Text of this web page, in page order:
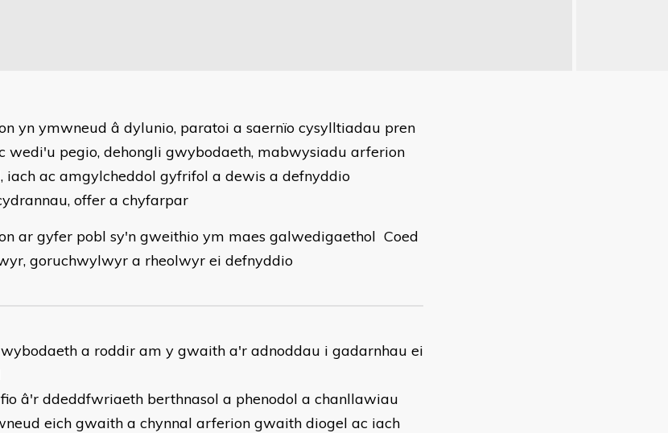
yn ymwneud â dylunio, paratoi a saernïo cysylltiadau pren
wedi'u pegio, dehongli gwybodaeth, mabwysiadu arferion
iach ac amgylcheddol gyfrifol a dewis a defnyddio
offer a chyfarpar
ar gyfer pobl sy'n gweithio ym maes galwedigaethol Coed
goruchwylwyr a rheolwyr ei defnyddio
a roddir am y gwaith a'r adnoddau i gadarnhau ei
â'r ddeddfwriaeth berthnasol a phenodol a chanllawiau
eich gwaith a chynnal arferion gwaith diogel ac iach